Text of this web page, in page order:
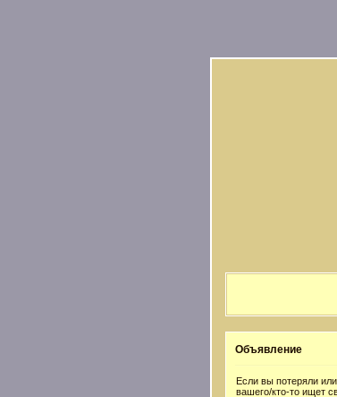
Объявление
Если вы потеряли
вашего/кто-то ищет